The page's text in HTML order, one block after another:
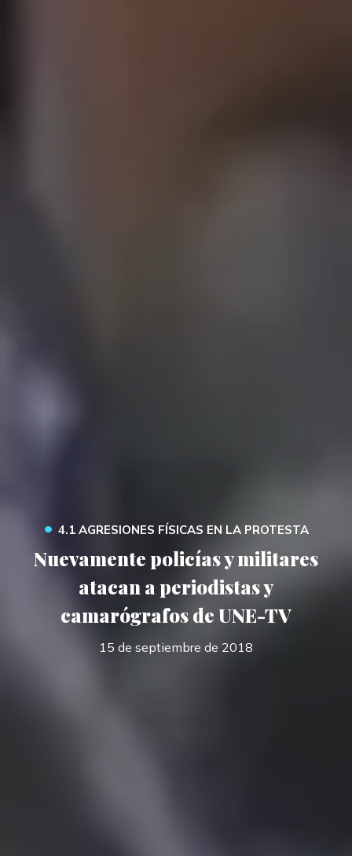
• 4.1 AGRESIONES FÍSICAS EN LA PROTESTA
Nuevamente policías y militares
atacan a periodistas y
camarógrafos de UNE-TV
15 de septiembre de 2018